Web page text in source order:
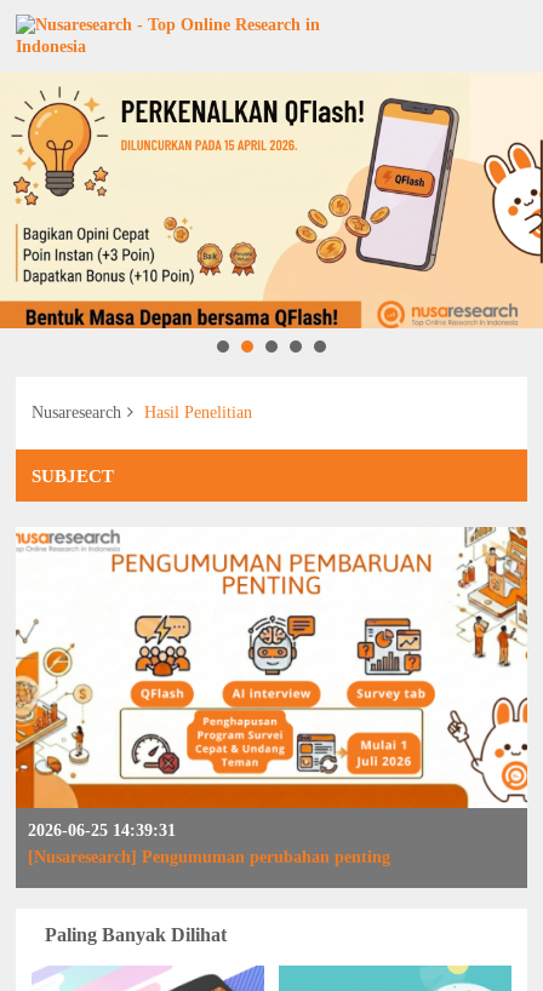
Nusaresearch Hasil Penelitian
SUBJECT
2026-06-25 14:39:31
[Nusaresearch] Pengumuman perubahan penting
Paling Banyak Dilihat